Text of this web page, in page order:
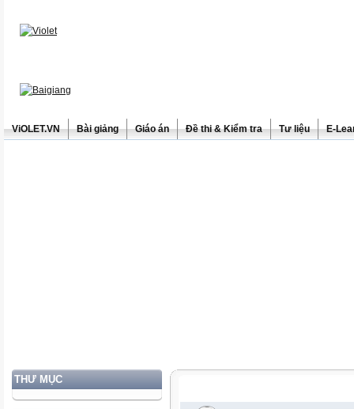
ViOLET.VN Bài giảng Giáo án Đề thi & Kiểm tra Tư liệu E-
THƯ MỤC